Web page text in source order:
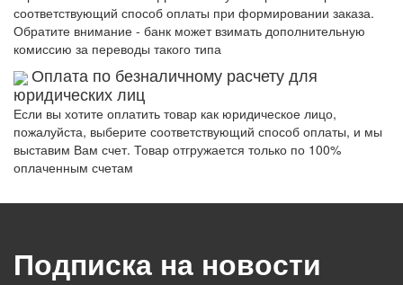
соответствующий способ оплаты при формировании заказа.
Обратите внимание - банк может взимать дополнительную
комиссию за переводы такого типа
Оплата по безналичному расчету для
юридических лиц
Если вы хотите оплатить товар как юридическое лицо,
пожалуйста, выберите соответствующий способ оплаты, и мы
выставим Вам счет. Товар отгружается только по 100%
оплаченным счетам
Подписка на новости